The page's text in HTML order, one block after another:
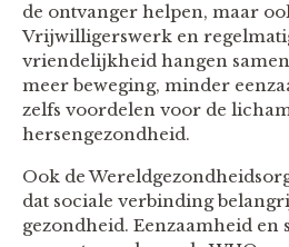
de ontvanger helpen, maar
Vrijwilligerswerk en
vriendelijkheid hangen
meer beweging, minder
zelfs voordelen voor de
hersengezondheid.
Ook de
dat sociale verbinding
gezondheid. Eenzaamheid en